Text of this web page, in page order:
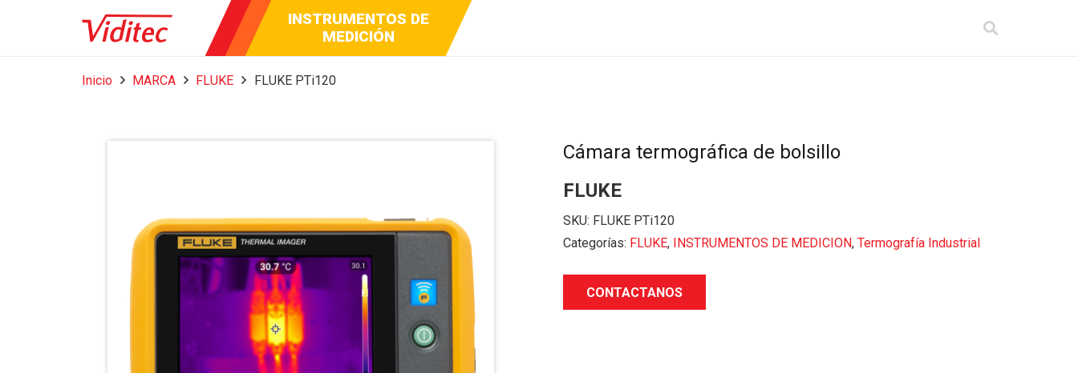
AUDIO Y VIDEO
BROADCAST
INSTRUMENTOS DE
MEDICIÓN
Inicio MARCA FLUKE FLUKE PTi120
Cámara termográfica de bolsillo
FLUKE
SKU: FLUKE PTi120
Categorías: FLUKE, INSTRUMENTOS DE MEDICION, Termografía Industrial
CONTACTANOS